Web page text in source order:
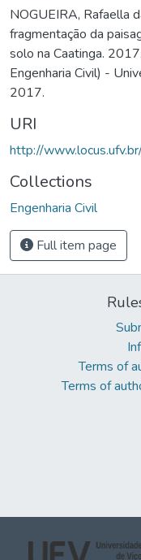
NOGUEIRA, Rafaella
fragmentação da
solo na Caatinga.
Engenharia Civil) -
2017.
URI
http://
Collections
Engenharia Civil
Full item page
Terms of
Terms of